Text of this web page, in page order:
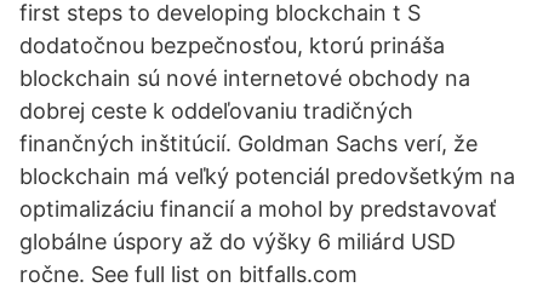
first steps to developing blockchain t S
dodatočnou bezpečnosťou, ktorú prináša
blockchain sú nové internetové obchody na
dobrej ceste k oddeľovaniu tradičných
finančných inštitúcií. Goldman Sachs verí, že
blockchain má veľký potenciál predovšetkým na
optimalizáciu financií a mohol by predstavovať
globálne úspory až do výšky 6 miliárd USD
ročne. See full list on bitfalls.com